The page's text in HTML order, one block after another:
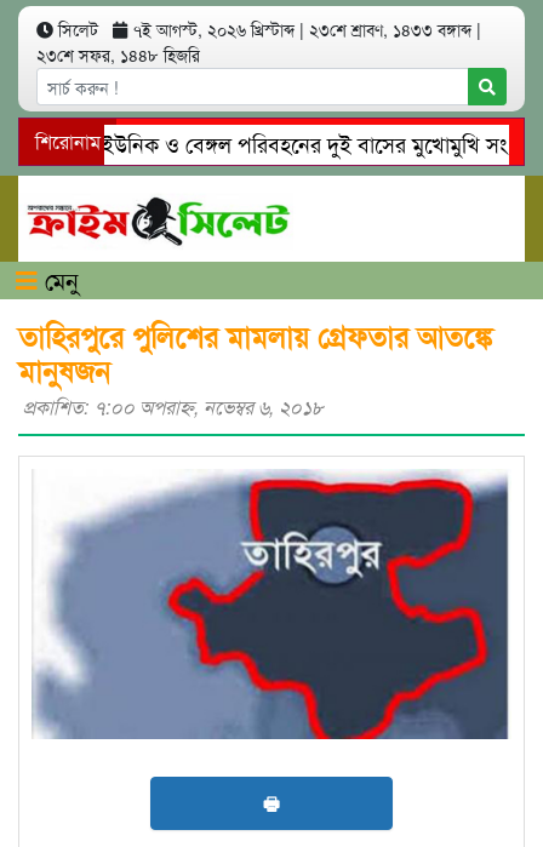
সিলেট ৭ই আগস্ট, ২০২৬ খ্রিস্টাব্দ | ২৩শে শ্রাবণ, ১৪৩৩ বঙ্গাব্দ |
২৩শে সফর, ১৪৪৮ হিজরি
শিরোনাম
সিলেটে ইউনিক ও বেঙ্গল পরিবহনের দুই বাসের মুখোমুখি সং’ঘ’র্ষে
গোয়াইনঘাটে প্রেমের ফাঁদে তরুণী পাচার: মাদকাসক্ত রিমালকে
মেনু
তাহিরপুরে পুলিশের মামলায় গ্রেফতার আতঙ্কে
মানুষজন
প্রকাশিত: ৭:০০ অপরাহ্ণ, নভেম্বর ৬, ২০১৮
🖶